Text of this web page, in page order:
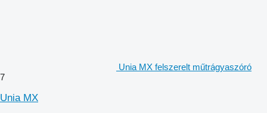
Unia MX felszerelt műtrágyaszóró
7
Unia MX